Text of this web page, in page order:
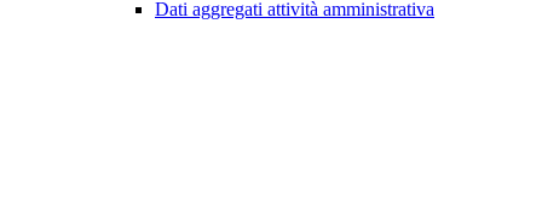
Dati aggregati attività amministrativa